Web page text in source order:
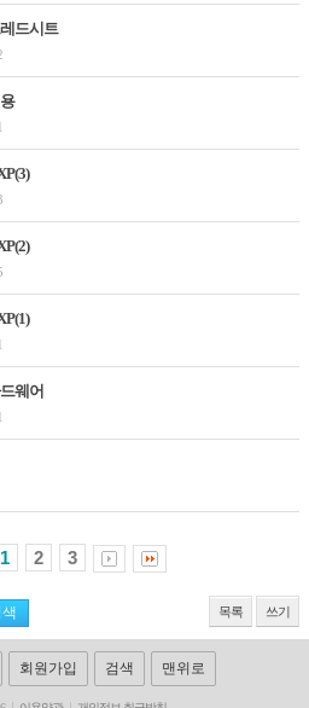
드시트
웨어
1 2 3
목록 쓰기
회원가입 검색 맨위로